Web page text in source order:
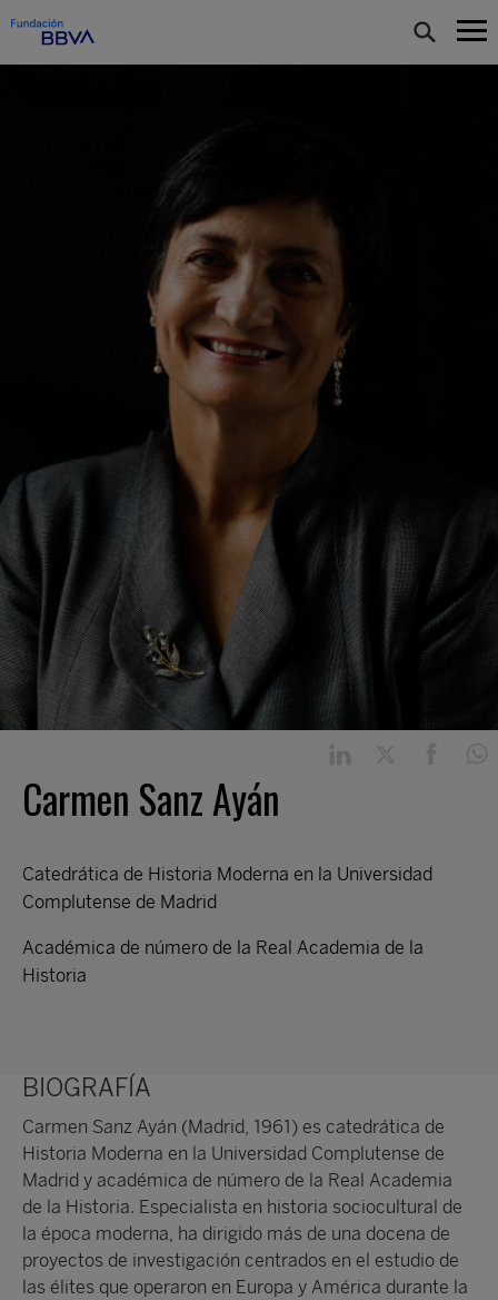
Carmen Sanz Ayán
Catedrática de Historia Moderna en la Universidad
Complutense de Madrid
Académica de número de la Real Academia de la
Historia
BIOGRAFÍA
Carmen Sanz Ayán (Madrid, 1961)​ es catedrática de
Historia Moderna en la Universidad Complutense de
Madrid y académica de número de la Real Academia
de la Historia. Especialista en historia sociocultural de
la época moderna, ha dirigido más de una docena de
proyectos de investigación centrados en el estudio de
las élites que operaron en Europa y América durante la